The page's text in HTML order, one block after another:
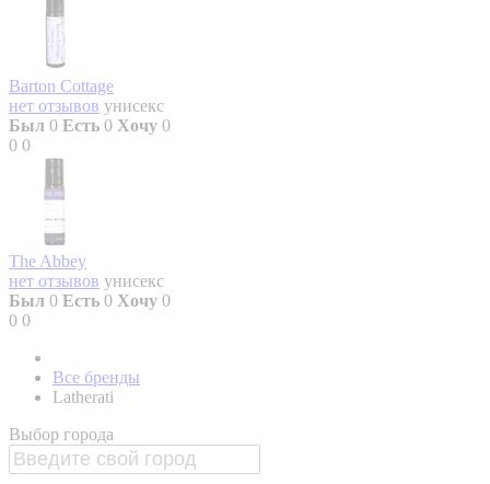
Barton Cottage
нет отзывов унисекс
Был 0 Есть 0 Хочу 0
0 0
The Abbey
нет отзывов унисекс
Был 0 Есть 0 Хочу 0
0 0
Все бренды
Latherati
Выбор города